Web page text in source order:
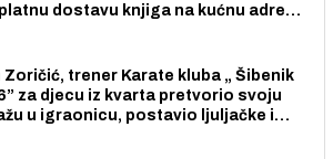
dostavu knjiga na kućnu adresu
Zoričić, trener Karate kluba „ Šibenik
za djecu iz kvarta pretvorio svoju
u igraonicu, postavio ljuljačke i